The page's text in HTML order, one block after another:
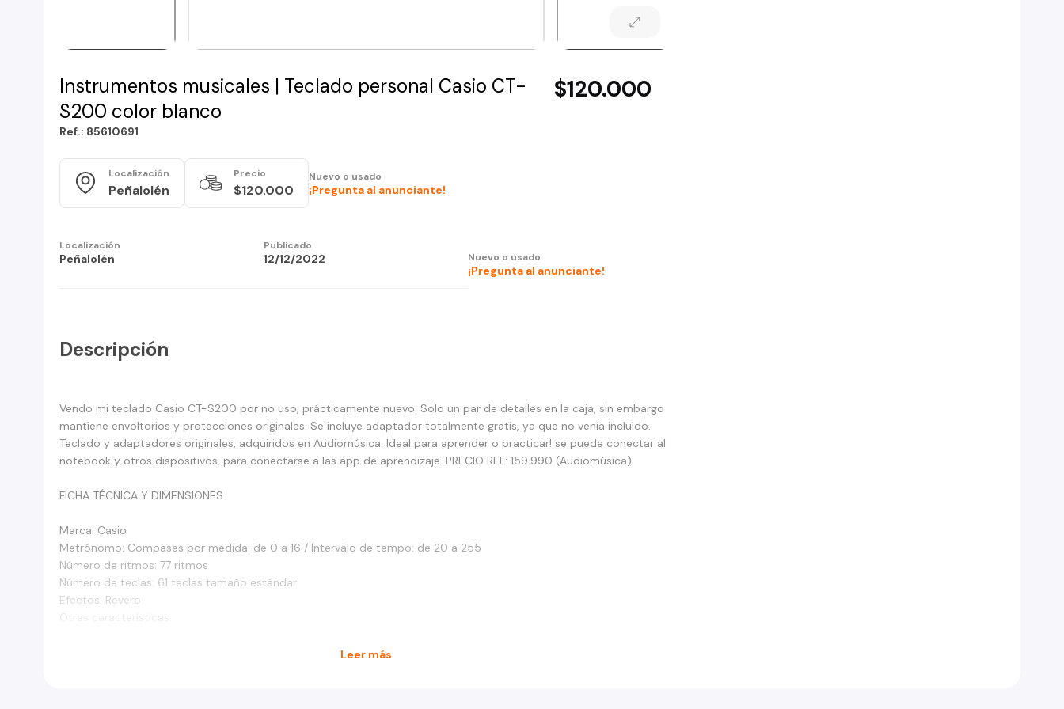
Instrumentos musicales | Teclado personal Casio CT-
S200 color blanco
$120.000
Ref.: 85610691
Localización
Peñalolén
Precio
$120.000
Nuevo o usado
¡Pregunta al anunciante!
Localización
Peñalolén
Publicado
12/12/2022 Nuevo o usado
¡Pregunta al anunciante!
Descripción
Vendo mi teclado Casio CT-S200 por no uso, prácticamente nuevo. Solo un par de detalles en la caja, sin embargo
mantiene envoltorios y protecciones originales. Se incluye adaptador totalmente gratis, ya que no venía incluido.
Teclado y adaptadores originales, adquiridos en Audiomúsica. Ideal para aprender o practicar! se puede conectar al
notebook y otros dispositivos, para conectarse a las app de aprendizaje. PRECIO REF: 159.990 (Audiomúsica)
FICHA TÉCNICA Y DIMENSIONES
Marca: Casio
Metrónomo: Compases por medida: de 0 a 16 / Intervalo de tempo: de 20 a 255
Número de ritmos: 77 ritmos
Número de teclas: 61 teclas tamaño estándar
Efectos: Reverb
Leer más